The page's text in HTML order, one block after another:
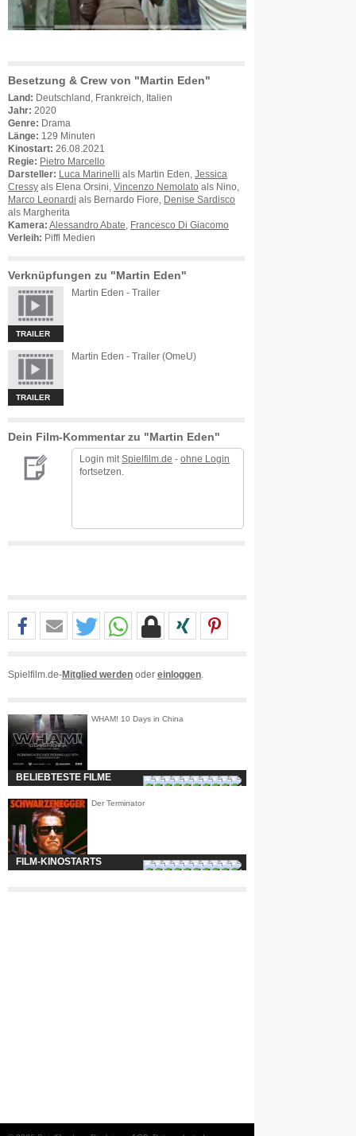
Besetzung & Crew von "Martin Eden"
Land: Deutschland, Frankreich, Italien
Jahr: 2020
Genre: Drama
Länge: 129 Minuten
Kinostart: 26.08.2021
Regie: Pietro Marcello
Darsteller:
Luca Marinelli als Martin Eden, Jessica
Cressy als Elena Orsini, Vincenzo Nemolato als Nino,
Marco Leonardi als Bernardo Fiore,
Denise Sardisco
als Margherita
Kamera: Alessandro Abate
Francesco Di Giacomo
Verleih: Piffl Medien
Verknüpfungen zu "Martin Eden"
TRAILER
Martin Eden - Trailer
TRAILER
Martin Eden - Trailer (OmeU)
Dein Film-Kommentar zu "Martin Eden"
Login mit Spielfilm.de - ohne Login
fortsetzen.
Spielfilm.de-Mitglied werden oder einloggen
WHAM! 10 Days in China
BELIEBTESTE FILME
Der Terminator
FILM-KINOSTARTS